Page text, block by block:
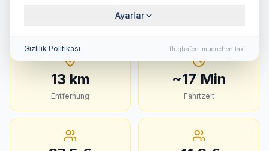
13 km · ca. 17 Min. · Festpreis ab
13 km
Entfernung
~17 Min
Fahrtzeit
Ayarlar
Gizlilik Politikası flughafen-muenchen.taxi